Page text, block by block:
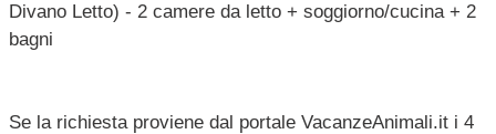
Divano Letto) - 2 camere da letto + soggiorno/cucina + 2
bagni
Se la richiesta proviene dal portale VacanzeAnimali.it i 4